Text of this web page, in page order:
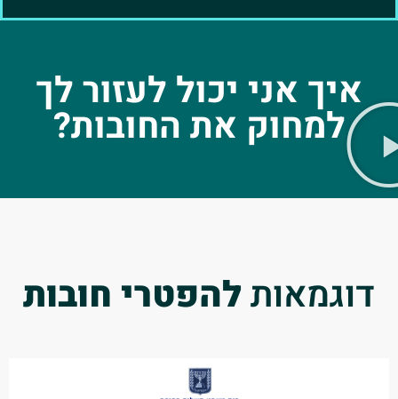
איך אני יכול לעזור לך
למחוק את החובות?
דוגמאותלהפטרי חובות